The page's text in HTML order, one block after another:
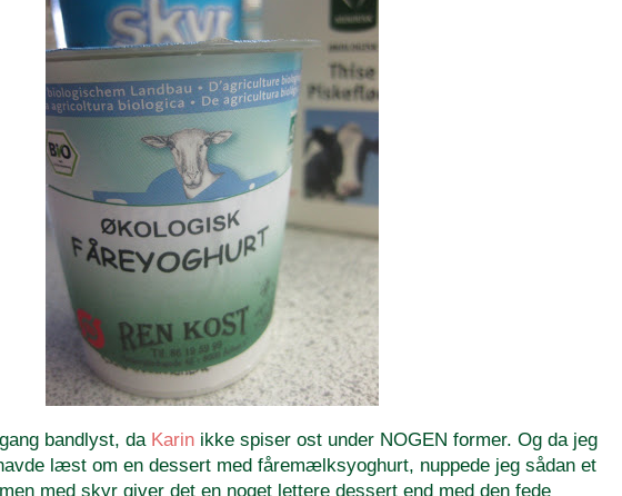
bandlyst, da Karin ikke spiser ost under NOGEN former. Og da jeg
læst om en dessert med fåremælksyoghurt, nuppede jeg sådan et
med skyr giver det en noget lettere dessert end med den fede